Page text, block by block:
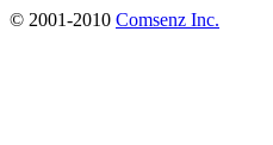
© 2001-2010 Comsenz Inc.